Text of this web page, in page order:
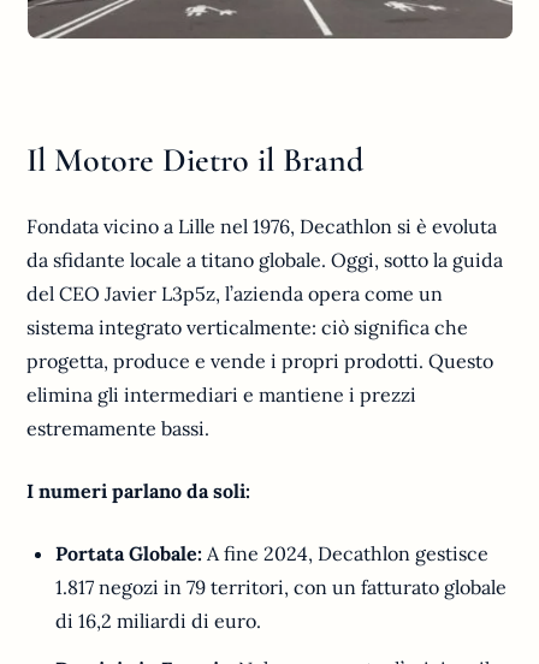
Il Motore Dietro il Brand
Fondata vicino a Lille nel 1976, Decathlon si è evoluta
da sfidante locale a titano globale. Oggi, sotto la guida
del CEO Javier L3p5z, l’azienda opera come un
sistema integrato verticalmente: ciò significa che
progetta, produce e vende i propri prodotti. Questo
elimina gli intermediari e mantiene i prezzi
estremamente bassi.
I numeri parlano da soli:
Portata Globale: A fine 2024, Decathlon gestisce
1.817 negozi in 79 territori, con un fatturato globale
di 16,2 miliardi di euro.